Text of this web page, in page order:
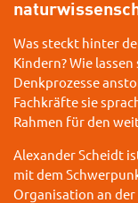
Was steckt hinter
Kindern? Wie
Denkprozesse
Fachkräfte sie
Rahmen für den
Alexander Scheidt
mit dem
Organisation an